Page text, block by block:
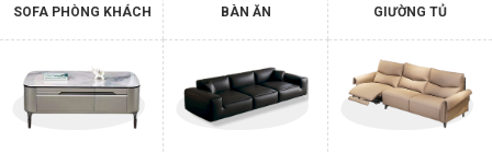
SOFA PHÒNG KHÁCH BÀN ĂN GIƯỜNG TỦ